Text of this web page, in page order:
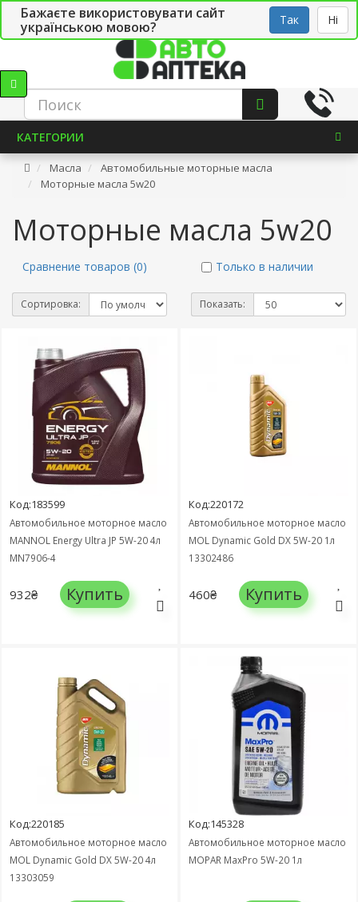
Бажаєте використовувати сайт
українською мовою?
Так Ні
СТО Укр
КАТЕГОРИИ
Масла
Автомобильные моторные масла
Моторные масла 5w20
Моторные масла 5w20
Сравнение товаров (0) Только в наличии
Сортировка: Показать:
Код:183599
Автомобильное моторное масло
MANNOL Energy Ultra JP 5W-20 4л
MN7906-4
932₴ Купить
Код:220172
Автомобильное моторное масло
MOL Dynamic Gold DX 5W-20 1л
13302486
460₴ Купить
Код:220185
Автомобильное моторное масло
MOL Dynamic Gold DX 5W-20 4л
13303059
Код:145328
Автомобильное моторное масло
MOPAR MaxPro 5W-20 1л